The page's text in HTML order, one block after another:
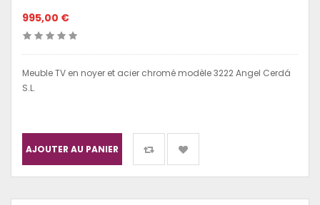
995,00 €
Meuble TV en noyer et acier chromé modèle 3222 Angel Cerdá
S.L.
AJOUTER AU PANIER